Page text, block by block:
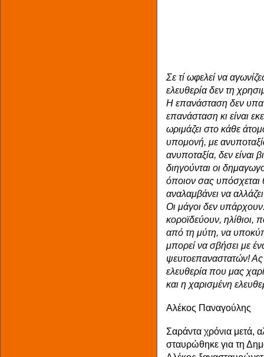
Σε τί ωφελεί να
ελευθερία δεν τη
Η επανάσταση δεν
επανάσταση κι είναι
ωριμάζει στο κάθε
υπομονή, με
ανυποταξία, δεν είναι
διηγούνται οι
όποιον σας υπόσχεται
αναλαμβάνει να
Οι μάγοι δεν
κοροϊδεύουν, ηλίθιοι,
από τη μύτη, να
μπορεί να σβήσει με
ψευτοεπαναστατών! Ας
ελευθερία που μας
και η χαρισμένη
Αλέκος Παναγούλης
Σαράντα χρόνια μετά,
σταυρώθηκε για τη